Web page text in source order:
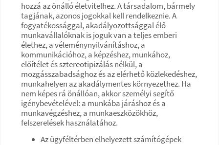
hozzá az önálló életvitelhez. A társadalom, bármely
tagjának, azonos jogokkal kell rendelkeznie. A
fogyatékossággal, akadályozottsággal élő
munkavállalóknak is joguk van a teljes emberi
élethez, a véleménynyilvánításhoz, a
kommunikációhoz, a képzéshez, munkához,
előítélet és sztereotipizálás nélkül, a
mozgásszabadsághoz és az elérhető közlekedéshez,
munkahelyen az akadálymentes környezethez. Ha
nem képes rá önállóan, akkor személyi segítő
igénybevételével: a munkába járáshoz és a
munkavégzéshez, a munkaeszközökhöz,
felszerelések használatához.
Az ügyféltérben elhelyezett számítógépek